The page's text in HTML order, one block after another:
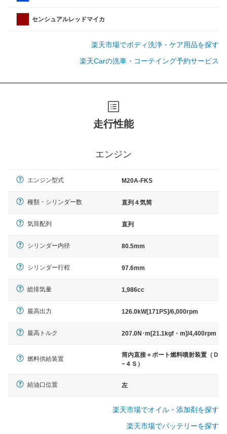
センシュアルレッドマイカ
楽天市場でボディ洗浄・ケア用品を探す
楽天Carの洗車・コーテイング予約サービス
走行性能
エンジン
エンジン型式 M20A-FKS
種類・シリンダー数 直列４気筒
気筒配列 直列
シリンダー内径 80.5mm
シリンダー行程 97.6mm
総排気量 1,986cc
最高出力 126.0kW[171PS]/6,000rpm
最高トルク 207.0N･m[21.1kgf・m]/4,400rpm
燃料供給装置
筒内直接＋ポート燃料噴射装置（Ｄ
−４Ｓ）
給油口位置 左
楽天市場でオイル・添加剤を探す
楽天市場でバッテリーを探す